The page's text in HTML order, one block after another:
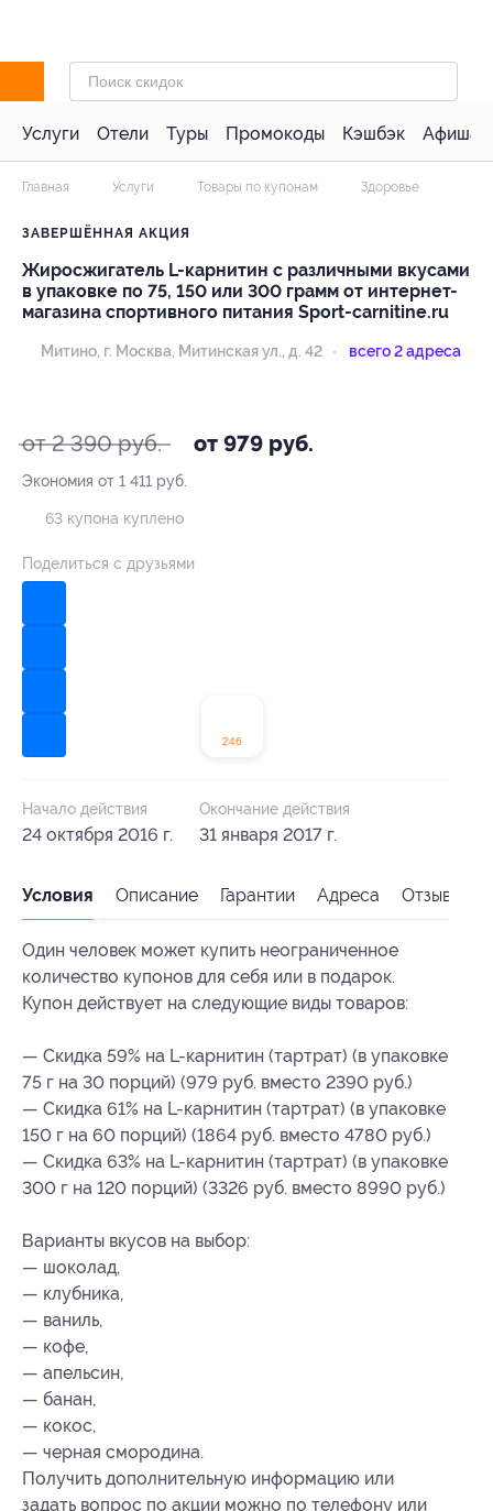
Услуги Отели Туры Промокоды Кэшбэк Афиша
Главная Услуги Товары по купонам Здоровье
ЗАВЕРШЁННАЯ АКЦИЯ
Жиросжигатель L-карнитин с различными вкусами
в упаковке по 75, 150 или 300 грамм от интернет-
магазина спортивного питания Sport-carnitine.ru
Митино, г. Москва, Митинская ул., д. 42 всего 2 адреса
от 2 390 руб. от 979 руб.
Экономия от 1 411 руб.
246
63 купона куплено
Поделиться с друзьями
Начало действия
24 октября 2016 г.
Окончание действия
31 января 2017 г.
Условия Описание Гарантии Адреса Отзывы
Один человек может купить неограниченное
количество купонов для себя или в подарок.
Купон действует на следующие виды товаров:
— Скидка 59% на L-карнитин (тартрат) (в упаковке
75 г на 30 порций) (979 руб. вместо 2390 руб.)
— Скидка 61% на L-карнитин (тартрат) (в упаковке
150 г на 60 порций) (1864 руб. вместо 4780 руб.)
— Скидка 63% на L-карнитин (тартрат) (в упаковке
300 г на 120 порций) (3326 руб. вместо 8990 руб.)
Варианты вкусов на выбор:
— шоколад,
— клубника,
— ваниль,
— кофе,
— апельсин,
— банан,
— кокос,
— черная смородина.
Получить дополнительную информацию или
задать вопрос по акции можно по телефону или